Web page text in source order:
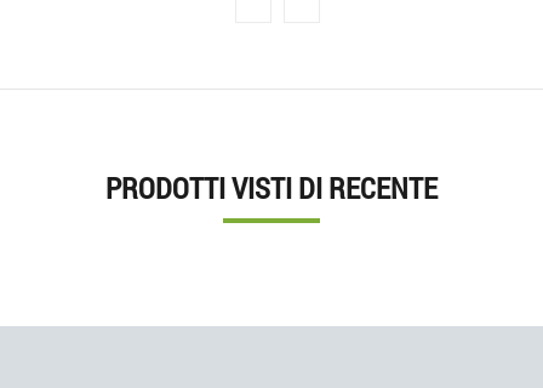
PRODOTTI VISTI DI RECENTE